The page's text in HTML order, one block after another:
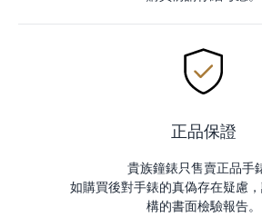
正品保證
貴族鐘錶只售賣正品手
如購買後對手錶的真偽存在疑慮
構的書面檢驗報告。